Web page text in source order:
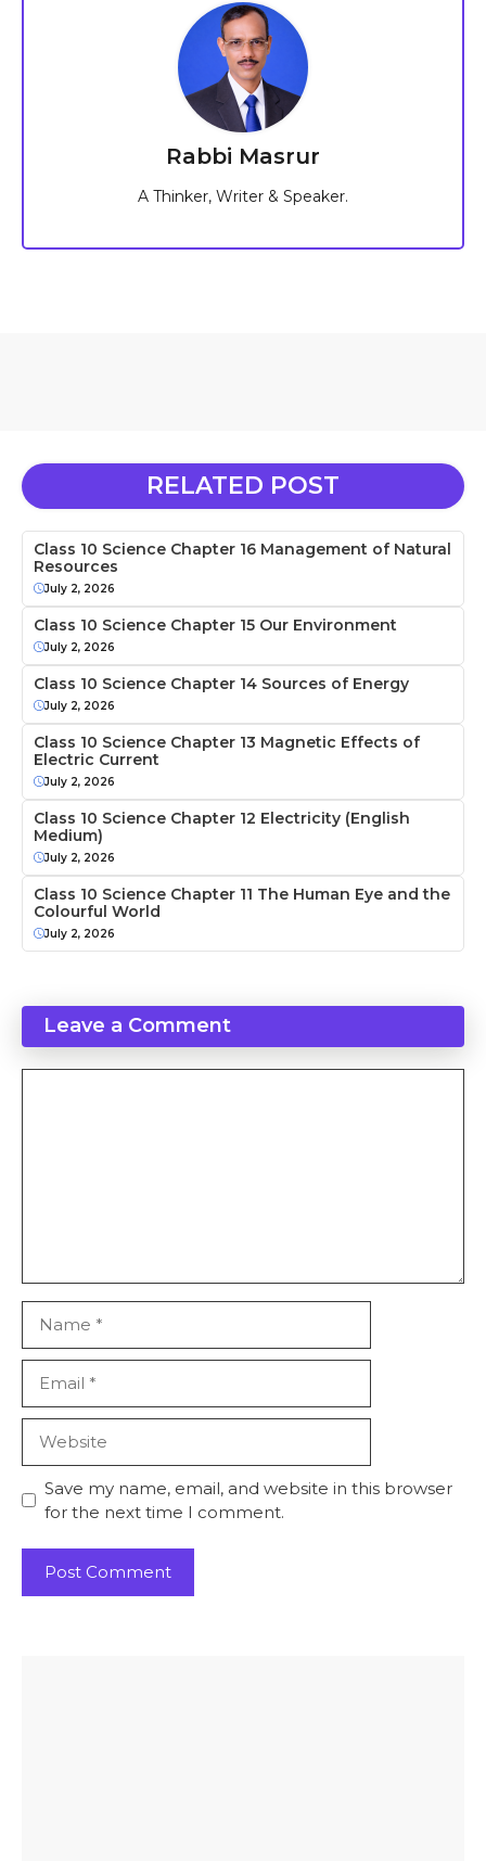
Rabbi Masrur
A Thinker, Writer & Speaker.
RELATED POST
Class 10 Science Chapter 16 Management of Natural
Resources
July 2, 2026
Class 10 Science Chapter 15 Our Environment
July 2, 2026
Class 10 Science Chapter 14 Sources of Energy
July 2, 2026
Class 10 Science Chapter 13 Magnetic Effects of
Electric Current
July 2, 2026
Class 10 Science Chapter 12 Electricity (English
Medium)
July 2, 2026
Class 10 Science Chapter 11 The Human Eye and the
Colourful World
July 2, 2026
Leave a Comment
Save my name, email, and website in this browser
for the next time I comment.